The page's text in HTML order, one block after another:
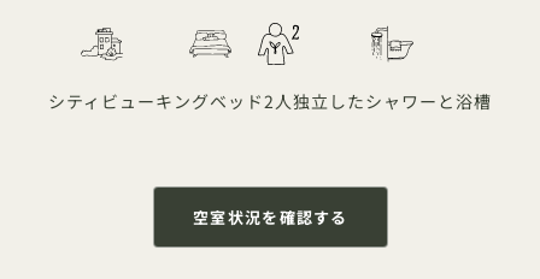
シティビューキングベッド 2人独立したシャワーと浴槽
空室状況を確認する